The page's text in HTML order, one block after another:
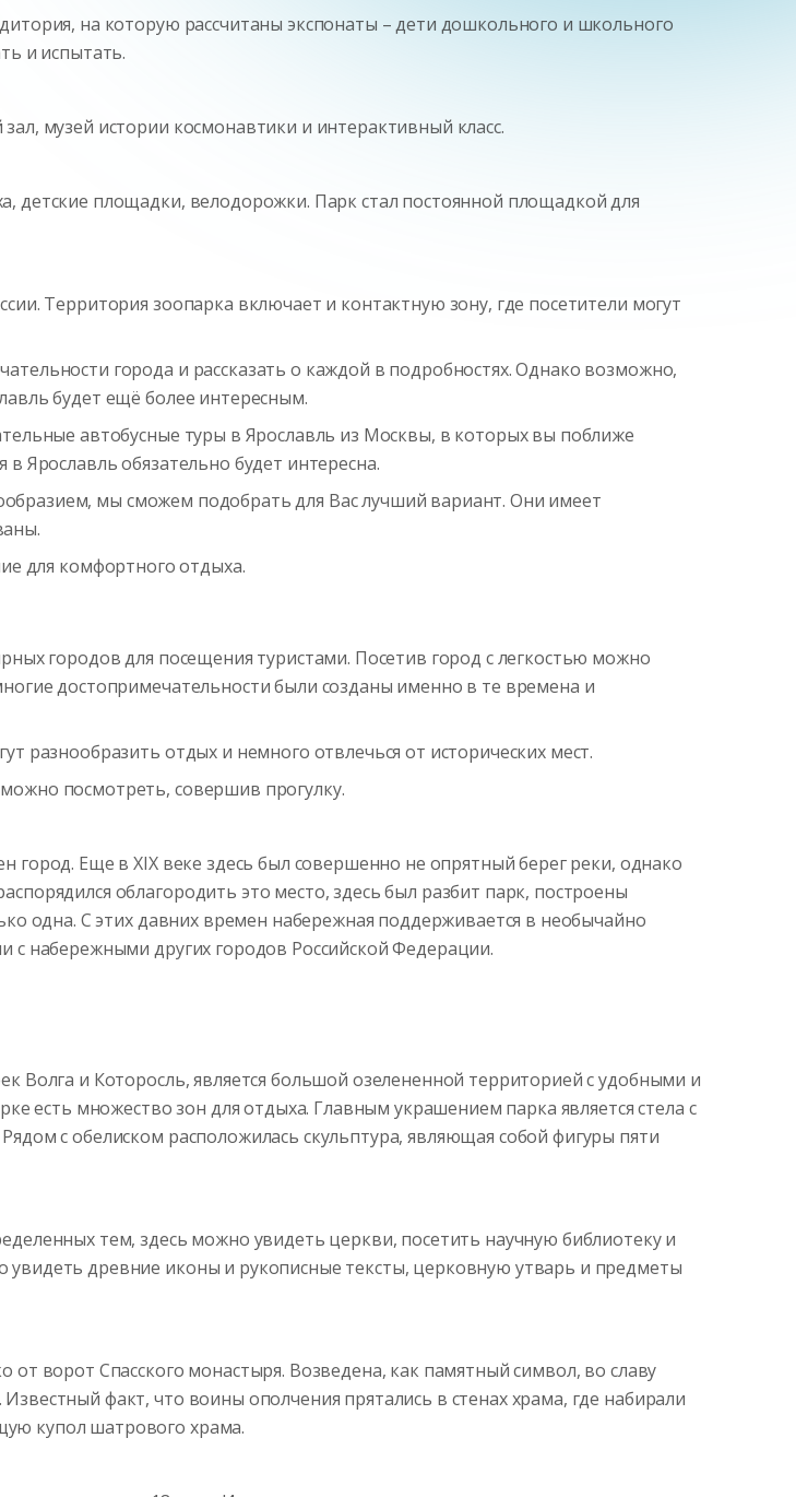
на которую рассчитаны экспонаты – дети дошкольного и школьного
и испытать.
музей истории космонавтики и интерактивный класс.
детские площадки, велодорожки. Парк стал постоянной площадкой для
Территория зоопарка включает и контактную зону, где посетители могут
города и рассказать о каждой в подробностях. Однако возможно,
будет ещё более интересным.
автобусные туры в Ярославль из Москвы, в которых вы поближе
Ярославль обязательно будет интересна.
мы сможем подобрать для Вас лучший вариант. Они имеет
для комфортного отдыха.
городов для посещения туристами. Посетив город с легкостью можно
достопримечательности были созданы именно в те времена и
разнообразить отдых и немного отвлечься от исторических мест.
посмотреть, совершив прогулку.
город. Еще в XIX веке здесь был совершенно не опрятный берег реки, однако
облагородить это место, здесь был разбит парк, построены
одна. С этих давних времен набережная поддерживается в необычайно
с набережными других городов Российской Федерации.
Волга и Которосль, является большой озелененной территорией с удобными и
есть множество зон для отдыха. Главным украшением парка является стела с
с обелиском расположилась скульптура, являющая собой фигуры пяти
тем, здесь можно увидеть церкви, посетить научную библиотеку и
древние иконы и рукописные тексты, церковную утварь и предметы
ворот Спасского монастыря. Возведена, как памятный символ, во славу
факт, что воины ополчения прятались в стенах храма, где набирали
купол шатрового храма.